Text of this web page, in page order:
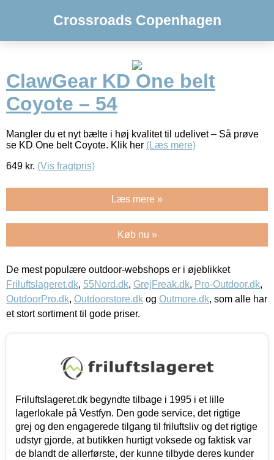
Crossroads Copenhagen
ClawGear KD One belt
Coyote – 54
Mangler du et nyt bælte i høj kvalitet til udelivet – Så prøve
se KD One belt Coyote. Klik her (Læs mere)
649 kr. (Vis fragtpris)
Læs mere »
Køb nu »
De mest populære outdoor-webshops er i øjeblikket
Friluftslageret.dk, 55Nord.dk, GrejFreak.dk, Pro-Outdoor.dk,
OutdoorPro.dk, Outdoorstore.dk og Outmore.dk, som alle har
et stort sortiment til gode priser.
Friluftslageret.dk begyndte tilbage i 1995 i et lille
lagerlokale på Vestfyn. Den gode service, det rigtige
grej og den engagerede tilgang til friluftsliv og det rigtige
udstyr gjorde, at butikken hurtigt voksede og faktisk var
de blandt de allerførste, der kunne tilbyde deres kunder